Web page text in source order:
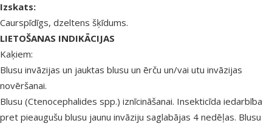
Izskats:
Caurspīdīgs, dzeltens šķīdums.
LIETOŠANAS INDIKĀCIJAS
Kaķiem:
Blusu invāzijas un jauktas blusu un ērču un/vai utu invāzijas
novēršanai.
Blusu (Ctenocephalides spp.) iznīcināšanai. Insekticīda iedarbība
pret pieaugušu blusu jaunu invāziju saglabājas 4 nedēļas. Blusu